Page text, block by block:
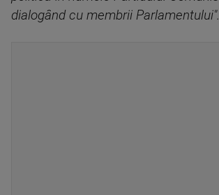
dialogând cu membrii Parlamentului".